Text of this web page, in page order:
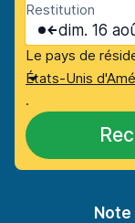
Restitution
dim. 16
Le pays de
États-Unis
.